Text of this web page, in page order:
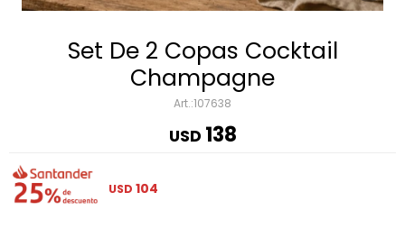
Set De 2 Copas Cocktail
Champagne
107638
USD 138
USD 104